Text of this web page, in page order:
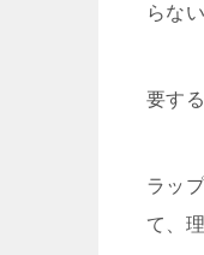
らない
要す
ラッ
て、